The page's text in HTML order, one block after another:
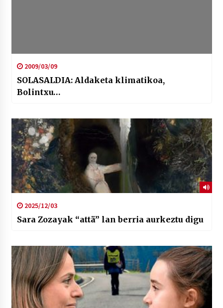
2009/03/09
SOLASALDIA: Aldaketa klimatikoa,
Bolintxu…
2025/12/03
Sara Zozayak “attä” lan berria aurkeztu digu